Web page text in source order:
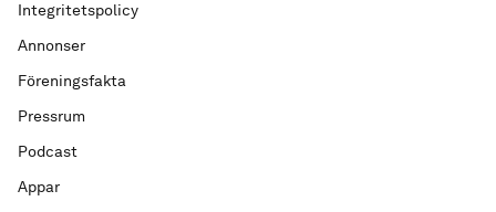
Integritetspolicy
Annonser
Föreningsfakta
Pressrum
Podcast
Appar